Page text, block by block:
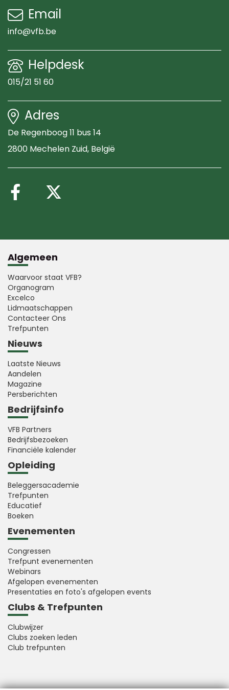
Email
info@vfb.be
Helpdesk
015/21 51 60
Adres
De Regenboog 11 bus 14
2800 Mechelen Zuid, België
Volg ons op Facebook
Algemeen
Waarvoor staat VFB?
Organogram
Excelco
Lidmaatschappen
Contacteer Ons
Trefpunten
Nieuws
Laatste Nieuws
Aandelen
Magazine
Persberichten
Bedrijfsinfo
VFB Partners
Bedrijfsbezoeken
Financiële kalender
Opleiding
Beleggersacademie
Trefpunten
Educatief
Boeken
Evenementen
Congressen
Trefpunt evenementen
Webinars
Afgelopen evenementen
Presentaties en foto's afgelopen events
Clubs & Trefpunten
Clubwijzer
Clubs zoeken leden
Club trefpunten